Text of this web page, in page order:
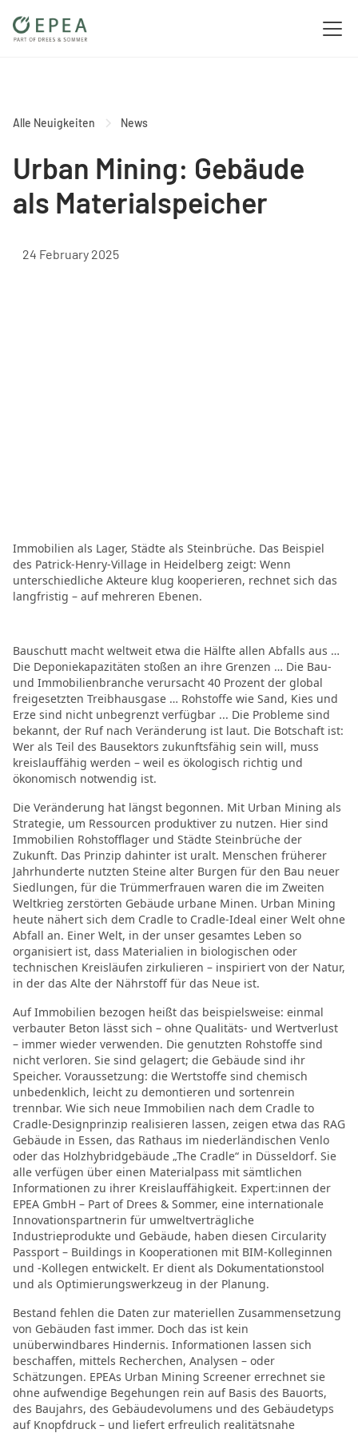
Alle Neuigkeiten News
Urban Mining: Gebäude
als Materialspeicher
24 February 2025
Immobilien als Lager, Städte als Steinbrüche. Das Beispiel
des Patrick-Henry-Village in Heidelberg zeigt: Wenn
unterschiedliche Akteure klug kooperieren, rechnet sich das
langfristig – auf mehreren Ebenen.
Bauschutt macht weltweit etwa die Hälfte allen Abfalls aus …
Die Deponiekapazitäten stoßen an ihre Grenzen … Die Bau-
und Immobilienbranche verursacht 40 Prozent der global
freigesetzten Treibhausgase … Rohstoffe wie Sand, Kies und
Erze sind nicht unbegrenzt verfügbar ... Die Probleme sind
bekannt, der Ruf nach Veränderung ist laut. Die Botschaft ist:
Wer als Teil des Bausektors zukunftsfähig sein will, muss
kreislauffähig werden – weil es ökologisch richtig und
ökonomisch notwendig ist.
Die Veränderung hat längst begonnen. Mit Urban Mining als
Strategie, um Ressourcen produktiver zu nutzen. Hier sind
Immobilien Rohstofflager und Städte Steinbrüche der
Zukunft. Das Prinzip dahinter ist uralt. Menschen früherer
Jahrhunderte nutzten Steine alter Burgen für den Bau neuer
Siedlungen, für die Trümmerfrauen waren die im Zweiten
Weltkrieg zerstörten Gebäude urbane Minen. Urban Mining
heute nähert sich dem Cradle to Cradle-Ideal einer Welt ohne
Abfall an. Einer Welt, in der unser gesamtes Leben so
organisiert ist, dass Materialien in biologischen oder
technischen Kreisläufen zirkulieren – inspiriert von der Natur,
in der das Alte der Nährstoff für das Neue ist.
Auf Immobilien bezogen heißt das beispielsweise: einmal
verbauter Beton lässt sich – ohne Qualitäts- und Wertverlust
– immer wieder verwenden. Die genutzten Rohstoffe sind
nicht verloren. Sie sind gelagert; die Gebäude sind ihr
Speicher. Voraussetzung: die Wertstoffe sind chemisch
unbedenklich, leicht zu demontieren und sortenrein
trennbar. Wie sich neue Immobilien nach dem Cradle to
Cradle-Designprinzip realisieren lassen, zeigen etwa das RAG
Gebäude in Essen, das Rathaus im niederländischen Venlo
oder das Holzhybridgebäude „The Cradle“ in Düsseldorf. Sie
alle verfügen über einen Materialpass mit sämtlichen
Informationen zu ihrer Kreislauffähigkeit. Expert:innen der
EPEA GmbH – Part of Drees & Sommer, eine internationale
Innovationspartnerin für umweltverträgliche
Industrieprodukte und Gebäude, haben diesen Circularity
Passport – Buildings in Kooperationen mit BIM-Kolleginnen
und -Kollegen entwickelt. Er dient als Dokumentationstool
und als Optimierungswerkzeug in der Planung.
Bestand fehlen die Daten zur materiellen Zusammensetzung
von Gebäuden fast immer. Doch das ist kein
unüberwindbares Hindernis. Informationen lassen sich
beschaffen, mittels Recherchen, Analysen – oder
Schätzungen. EPEAs Urban Mining Screener errechnet sie
ohne aufwendige Begehungen rein auf Basis des Bauorts,
des Baujahrs, des Gebäudevolumens und des Gebäudetyps
auf Knopfdruck – und liefert erfreulich realitätsnahe